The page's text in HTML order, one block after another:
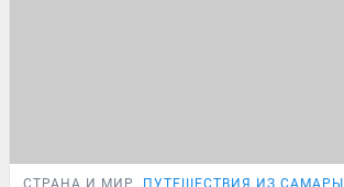
СТРАНА И МИР ПУТЕШЕСТВИЯ ИЗ САМАРЫ